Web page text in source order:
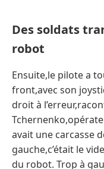
Des soldats
robot
Ensuite,le pilote a
front,avec son
droit à
avait une carcasse
gauche,c’était le
du robot. Trop à